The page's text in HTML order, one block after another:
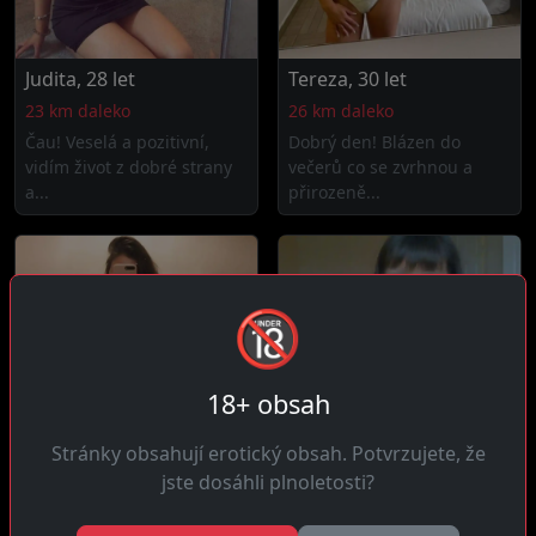
Judita, 28 let
23 km daleko
Čau! Veselá a pozitivní,
vidím život z dobré strany
a...
Tereza, 30 let
26 km daleko
Dobrý den! Blázen do
večerů co se zvrhnou a
přirozeně...
2 km daleko
Anna, 32 let
Horní Moštěnice
🔞
18+ obsah
Stránky obsahují erotický obsah. Potvrzujete, že
jste dosáhli plnoletosti?